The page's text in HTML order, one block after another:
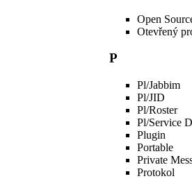
Open
Otevřený
P
Pl/Jabbim
Pl/JID
Pl/Roster
Pl/Service
Plugin
Portable
Private
Protokol